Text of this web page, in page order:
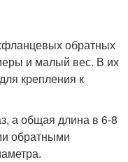
обратных
и малый вес. В их
крепления к
а общая длина в 6-8
обратными